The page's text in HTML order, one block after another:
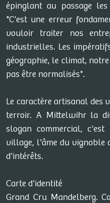
épinglant au passage
"C'est une erreur
vouloir traiter nos
industrielles. Les
géographie, le climat,
pas être normalisés".
Le caractère artisanal des
terroir. A Mittelwihr la
slogan commercial,
village, l'âme du vignoble
d'intérêts.
Carte d'identité
Grand Cru Mandelberg.